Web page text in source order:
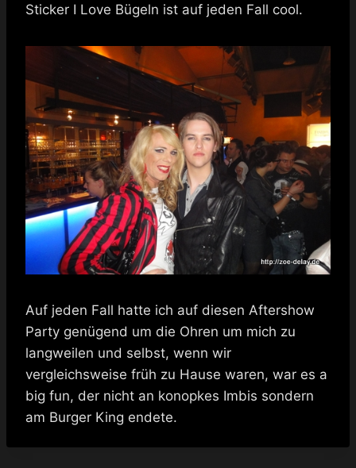
Sticker I Love Bügeln ist auf jeden Fall cool.
Auf jeden Fall hatte ich auf diesen Aftershow
Party genügend um die Ohren um mich zu
langweilen und selbst, wenn wir
vergleichsweise früh zu Hause waren, war es a
big fun, der nicht an konopkes Imbis sondern
am Burger King endete.